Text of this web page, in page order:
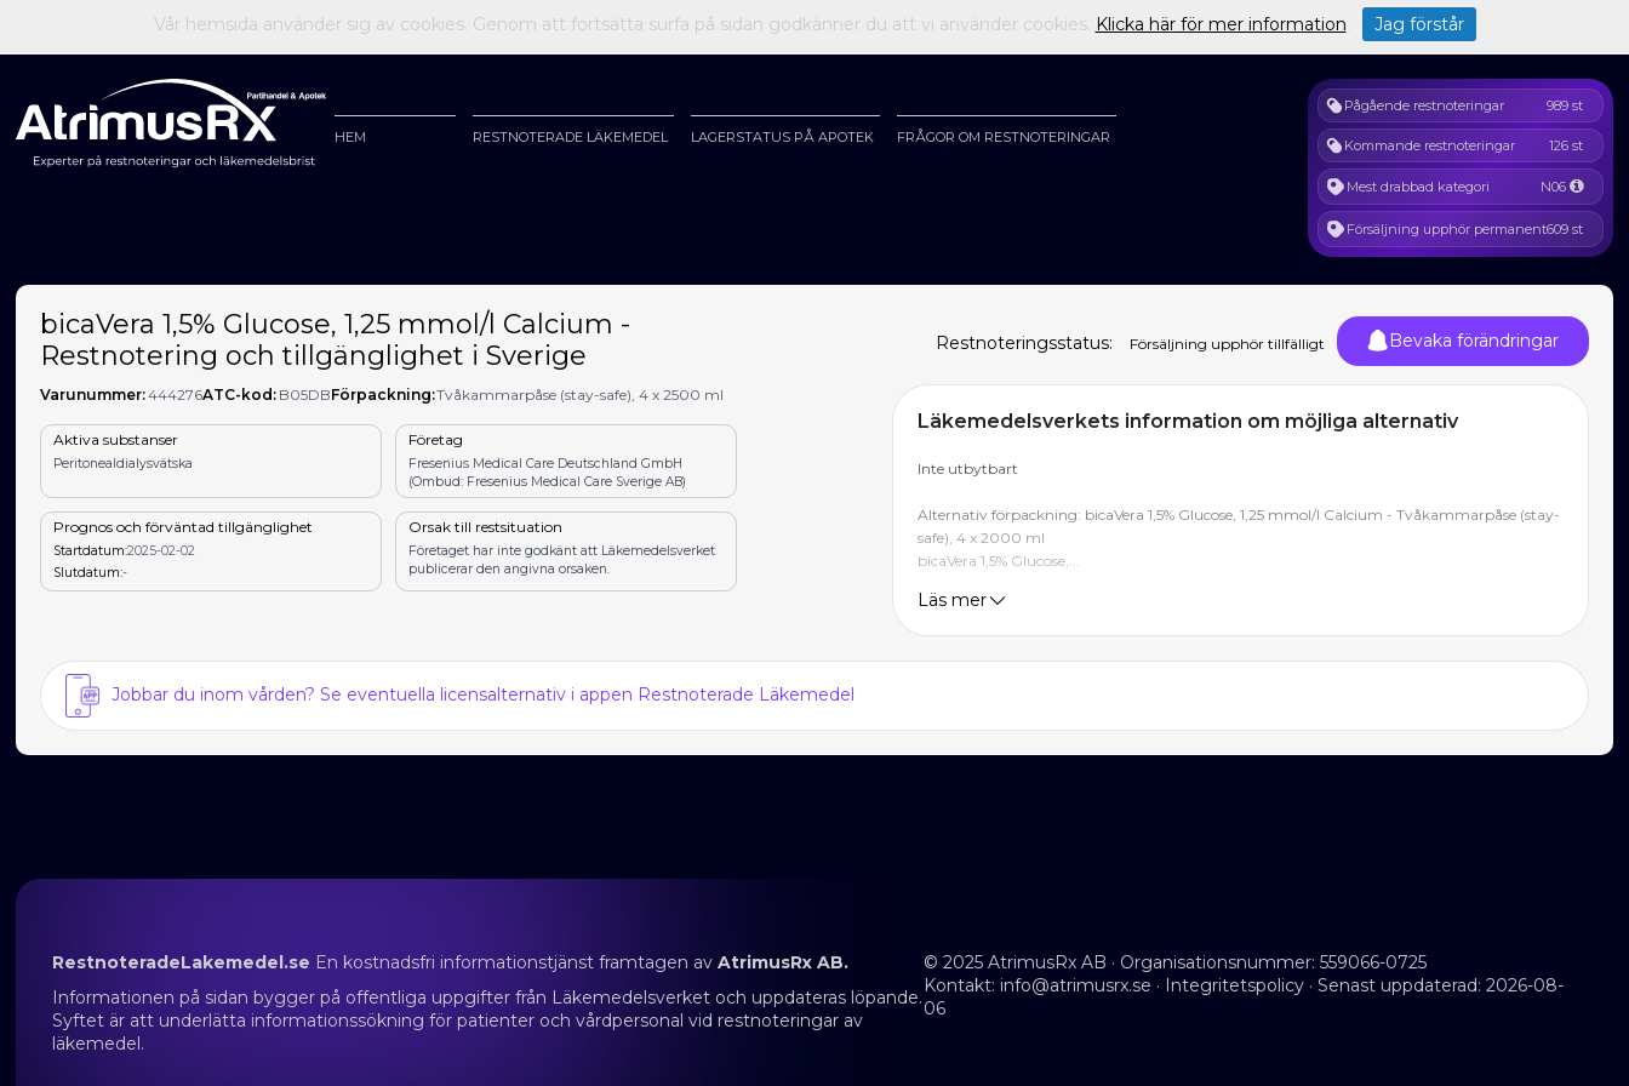
HEM RESTNOTERADE LÄKEMEDEL LAGERSTATUS PÅ APOTEK FRÅGOR OM RESTNOTERINGAR
Pågående restnoteringar 989 st
Kommande restnoteringar 126 st
Mest drabbad kategori N06
Försäljning upphör permanent609 st
bicaVera 1,5% Glucose, 1,25 mmol/l Calcium -
Restnotering och tillgänglighet i Sverige
Restnoteringsstatus: Försäljning upphör tillfälligt Bevaka förändringar
Varunummer:444276ATC-kod: B05DBFörpackning:Tvåkammarpåse (stay-safe), 4 x 2500 ml
Aktiva substanser
Peritonealdialysvätska
Företag
Fresenius Medical Care Deutschland GmbH
(Ombud: Fresenius Medical Care Sverige AB)
Prognos och förväntad tillgänglighet
Startdatum:2025-02-02
Slutdatum:-
Orsak till restsituation
Företaget har inte godkänt att Läkemedelsverket
publicerar den angivna orsaken.
Läkemedelsverkets information om möjliga alternativ
Inte utbytbart
Alternativ förpackning: bicaVera 1,5% Glucose, 1,25 mmol/l Calcium - Tvåkammarpåse (stay-
safe), 4 x 2000 ml
bicaVera 1,5% Glucose,...
Läs mer
Jobbar du inom vården? Se eventuella licensalternativ i appen Restnoterade Läkemedel
RestnoteradeLakemedel.se En kostnadsfri informationstjänst framtagen avAtrimusRx AB.
Informationen på sidan bygger på offentliga uppgifter från Läkemedelsverket och uppdateras löpande.
Syftet är att underlätta informationssökning för patienter och vårdpersonal vid restnoteringar av
läkemedel.
© 2025 AtrimusRx AB · Organisationsnummer: 559066-0725
Kontakt: info@atrimusrx.se · Integritetspolicy· Senast uppdaterad: 2026-08-
06
Vår hemsida använder sig av cookies. Genom att fortsätta surfa på sidan godkänner du att vi använder cookies. Klicka här för mer information. Jag förstår